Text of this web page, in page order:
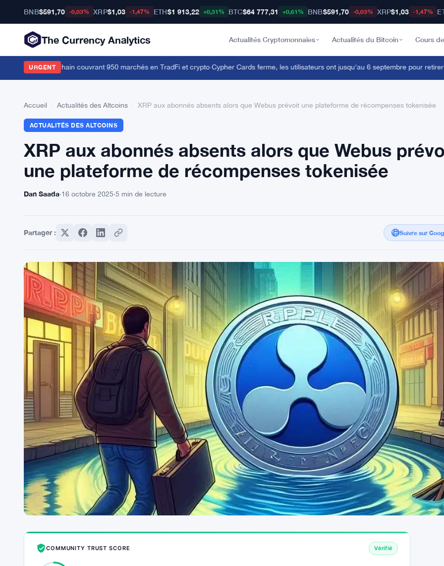
BNB$591,70 -0,03% XRP$1,03 -1,47% ETH$1 913,22 +0,31% BTC$64 777,31 +0,61% BNB$591,70 -0,03% XRP$1,03 -1,47%
The Currency Analytics Actualités Cryptomonnaies Actualités du Bitcoin Cours
URGENT
dérivés on-chain couvrant 950 marchés en TradFi et crypto·Cypher Cards ferme, les utilisateurs ont jusqu'au 6 septembre pour retirer
Accueil Actualités des Altcoins XRP aux abonnés absents alors que Webus prévoit une plateforme de récompenses tokenisée
ACTUALITÉS DES ALTCOINS
XRP aux abonnés absents alors que Webus
une plateforme de récompenses tokenisée
Dan Saada·16 octobre 2025·5 min de lecture
Partager : Suivre sur
COMMUNITY TRUST SCORE Vérifié